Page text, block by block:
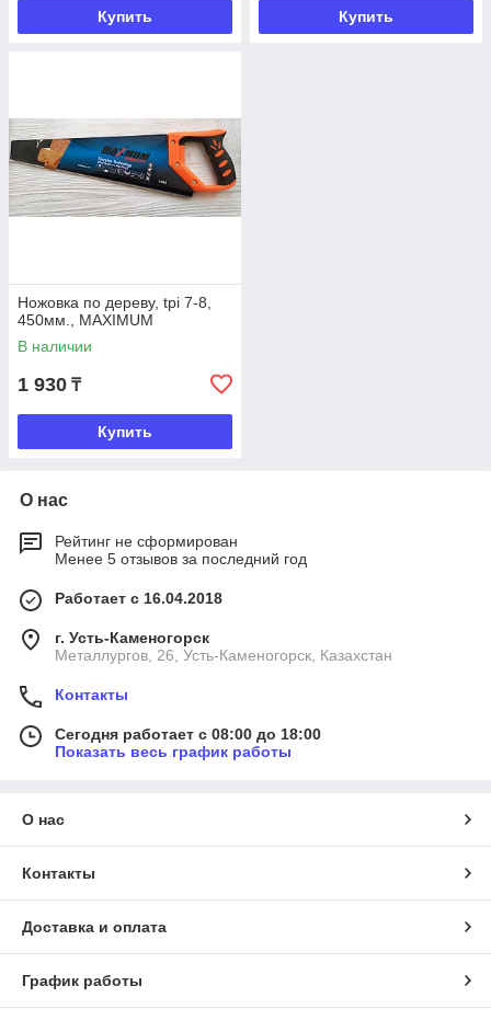
Купить Купить
Ножовка по дереву, tpi 7-8,
450мм., MAXIMUM
В наличии
1 930 ₸
Купить
О нас
Рейтинг не сформирован
Менее 5 отзывов за последний год
Работает с 16.04.2018
г. Усть-Каменогорск
Металлургов, 26, Усть-Каменогорск, Казахстан
Контакты
Сегодня работает с 08:00 до 18:00
Показать весь график работы
О нас
Контакты
Доставка и оплата
График работы